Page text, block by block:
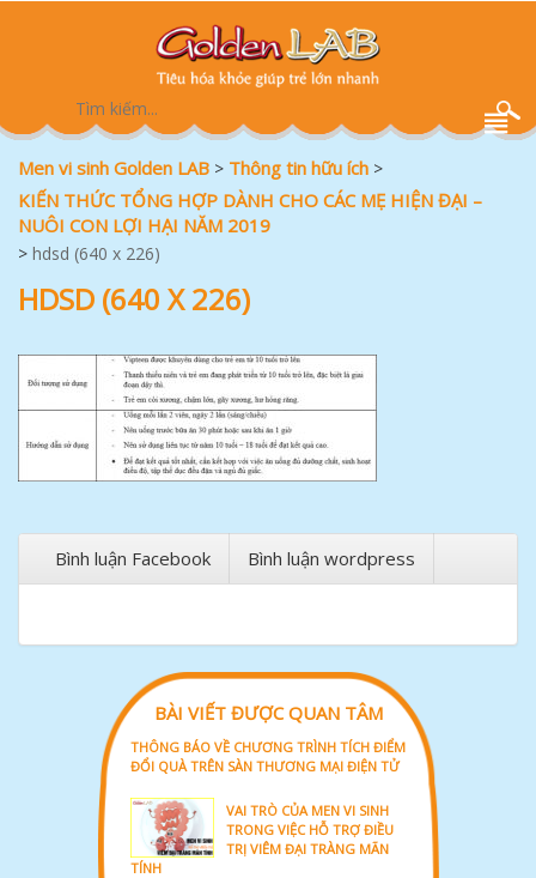
Men vi sinh Golden LAB > Thông tin hữu ích >
KIẾN THỨC TỔNG HỢP DÀNH CHO CÁC MẸ HIỆN ĐẠI –
NUÔI CON LỢI HẠI NĂM 2019
> hdsd (640 x 226)
HDSD (640 X 226)
Bình luận Facebook Bình luận wordpress
BÀI VIẾT ĐƯỢC QUAN TÂM
THÔNG BÁO VỀ CHƯƠNG TRÌNH TÍCH ĐIỂM
ĐỔI QUÀ TRÊN SÀN THƯƠNG MẠI ĐIỆN TỬ
VAI TRÒ CỦA MEN VI SINH
TRONG VIỆC HỖ TRỢ ĐIỀU
TRỊ VIÊM ĐẠI TRÀNG MÃN
TÍNH